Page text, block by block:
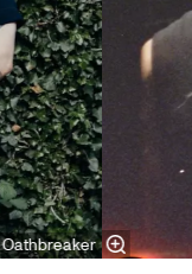
Oathbreaker